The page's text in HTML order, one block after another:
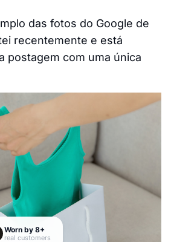
das fotos do Google de
recentemente e está
postagem com uma única